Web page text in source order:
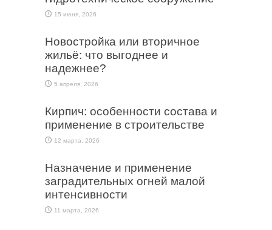
15 июня, 2026
Новостройка или вторичное
жильё: что выгоднее и
надежнее?
5 апреля, 2026
Кирпич: особенности состава и
применение в строительстве
12 марта, 2026
Назначение и применение
заградительных огней малой
интенсивности
11 марта, 2026